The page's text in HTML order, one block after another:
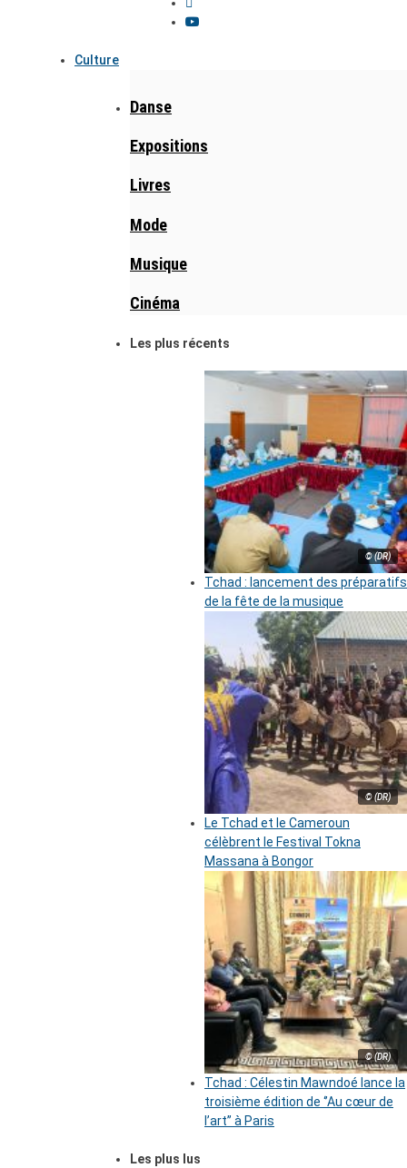
Culture
Danse
Expositions
Livres
Mode
Musique
Cinéma
Les plus récents
© (DR)
Tchad : lancement des préparatifs
de la fête de la musique
© (DR)
Le Tchad et le Cameroun
célèbrent le Festival Tokna
Massana à Bongor
© (DR)
Tchad : Célestin Mawndoé lance la
troisième édition de ‘’Au cœur de
l’art’’ à Paris
Les plus lus